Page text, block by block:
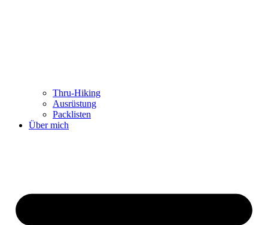
Thru-Hiking
Ausrüstung
Packlisten
Über mich